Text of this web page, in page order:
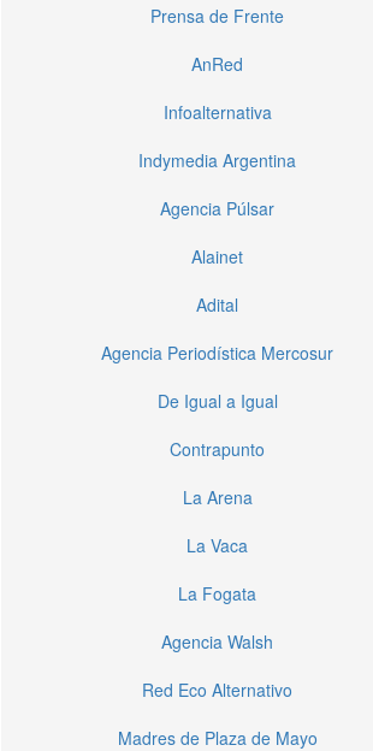
Prensa de Frente
AnRed
Infoalternativa
Indymedia Argentina
Agencia Púlsar
Alainet
Adital
Agencia Periodística Mercosur
De Igual a Igual
Contrapunto
La Arena
La Vaca
La Fogata
Agencia Walsh
Red Eco Alternativo
Madres de Plaza de Mayo